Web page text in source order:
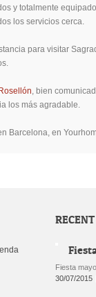
y totalmente
los servicios cerca.
para visitar
, bien
los más agradable.
Barcelona, en
Fiesta
30/07/2015